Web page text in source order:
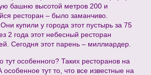
башню высотой метров 200 и
ресторан – было заманчиво.
купили у города этот пустырь за 75
2 года этот небесный ресторан
Сегодня этот парень – миллиардер.
тут особенного? Таких ресторанов на
тут то, что все известные на